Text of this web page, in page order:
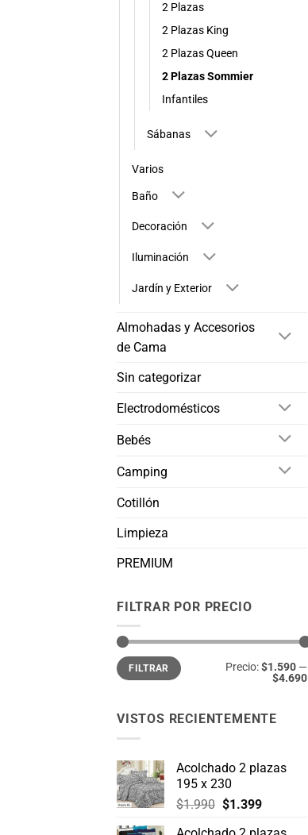
2 Plazas
2 Plazas King
2 Plazas Queen
2 Plazas Sommier
Infantiles
Sábanas
Varios
Baño
Decoración
Iluminación
Jardín y Exterior
Almohadas y Accesorios
de Cama
Sin categorizar
Electrodomésticos
Bebés
Camping
Cotillón
Limpieza
PREMIUM
FILTRAR POR PRECIO
Precio
mínimo
Precio
máximo
FILTRAR Precio:$1.590 —
$4.690
VISTOS RECIENTEMENTE
Acolchado 2 plazas
195 x 230
$1.990 El
$1.399El